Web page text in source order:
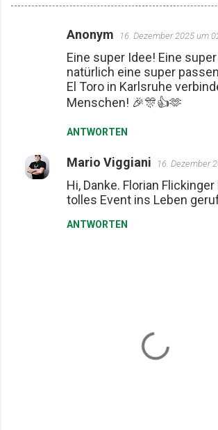
t
a
Anonym 16. Dezember 2025 um
Eine super Idee! Eine
natürlich eine super
El Toro in Karlsruhe
Menschen! 🎉🎊👍🫶
ANTWORTEN
Mario Viggiani 16. Dezember
Hi, Danke. Florian
tolles Event ins Leben
ANTWORTEN